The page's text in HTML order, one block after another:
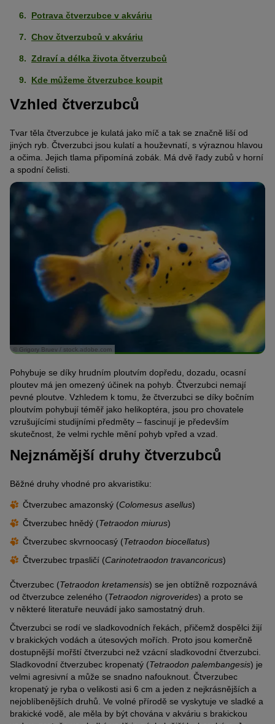
Potrava čtverzubce v akváriu
Chov čtverzubců v akváriu
Zdraví a délka života čtverzubců
Kde můžeme čtverzubce koupit
Vzhled čtverzubců
Tvar těla čtverzubce je kulatá jako míč a tak se značně liší od
jiných ryb. Čtverzubci jsou kulatí a houževnatí, s výraznou hlavou
a očima. Jejich tlama připomíná zobák. Má dvě řady zubů v horní
a spodní čelisti.
© Grigory Bruev / stock.adobe.com
Pohybuje se díky hrudním ploutvím dopředu, dozadu, ocasní
ploutev má jen omezený účinek na pohyb. Čtverzubci nemají
pevné ploutve. Vzhledem k tomu, že čtverzubci se díky bočním
ploutvím pohybují téměř jako helikoptéra, jsou pro chovatele
vzrušujícími studijními předměty – fascinují je především
skutečnost, že velmi rychle mění pohyb vpřed a vzad.
Nejznámější druhy čtverzubců
Běžné druhy vhodné pro akvaristiku:
Čtverzubec amazonský (Colomesus asellus)
Čtverzubec hnědý (Tetraodon miurus)
Čtverzubec skvrnoocasý (Tetraodon biocellatus)
Čtverzubec trpasličí (Carinotetraodon travancoricus)
Čtverzubec (Tetraodon kretamensis) se jen obtížně rozpoznává
od čtverzubce zeleného (Tetraodon nigroverides) a proto se
v některé literatuře neuvádí jako samostatný druh.
Čtverzubci se rodí ve sladkovodních řekách, přičemž dospělci žijí
v brakických vodách a útesových mořích. Proto jsou komerčně
dostupnější mořští čtverzubci než vzácní sladkovodní čtverzubci.
Sladkovodní čtverzubec kropenatý (Tetraodon palembangesis) je
velmi agresivní a může se snadno nafouknout. Čtverzubec
kropenatý je ryba o velikosti asi 6 cm a jeden z nejkrásnějších a
nejoblíbenějších druhů. Ve volné přírodě se vyskytuje ve sladké a
brakické vodě, ale měla by být chována v akváriu s brakickou